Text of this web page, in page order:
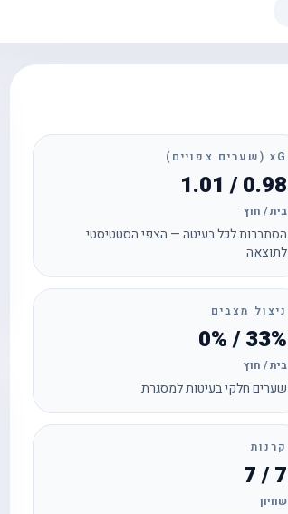
xG (שערים צפויים)
0.98 / 1.01
בית / חוץ
הסתברות לכל בעיטה — הצפי הסטטיסטי
לתוצאה
ניצול מצבים
33% / 0%
בית / חוץ
שערים חלקי בעיטות למסגרת
קרנות
7 / 7
שוויון